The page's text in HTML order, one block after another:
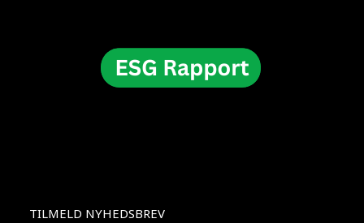
TILMELD NYHEDSBREV